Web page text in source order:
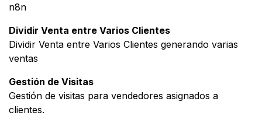
n8n
Dividir Venta entre Varios Clientes
Dividir Venta entre Varios Clientes generando varias
ventas
Gestión de Visitas
Gestión de visitas para vendedores asignados a
clientes.